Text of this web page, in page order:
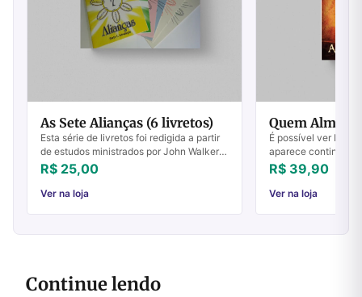
As Sete Alianças (6 livretos)
Esta série de livretos foi redigida a partir
de estudos ministrados por John Walker
na igreja em Rubiataba, durante o ano de
1984.Apropriado tanto para novos...
R$ 25,00
Ver na loja
Quem
É possível ver
aparece
Hebraicas (Antigo
o texto se refere a
R$ 39,90
Ver na loja
Continue lendo